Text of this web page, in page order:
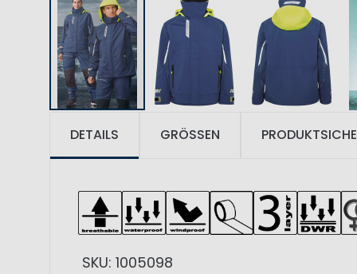
DETAILS
SKU: 1005098
GRÖSSEN